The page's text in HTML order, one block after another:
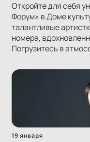
Откройте для себя
Форум» в Доме
талантливые
номера,
Погрузитесь в
19 января